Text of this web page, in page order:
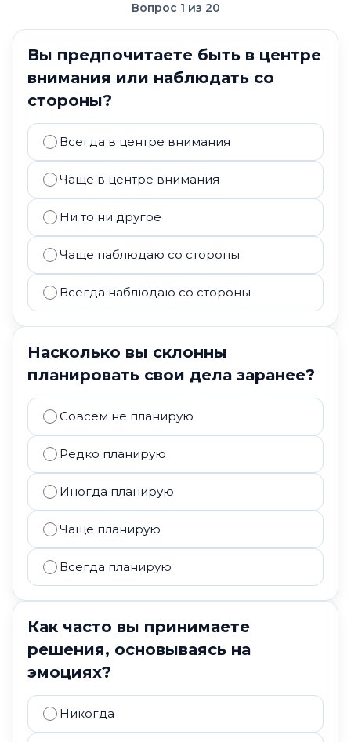
Вопрос 1 из 20
Вы предпочитаете быть в центре
внимания или наблюдать со
стороны?
Всегда в центре внимания
Чаще в центре внимания
Ни то ни другое
Чаще наблюдаю со стороны
Всегда наблюдаю со стороны
Насколько вы склонны
планировать свои дела заранее?
Совсем не планирую
Редко планирую
Иногда планирую
Чаще планирую
Всегда планирую
Как часто вы принимаете
решения, основываясь на
эмоциях?
Никогда